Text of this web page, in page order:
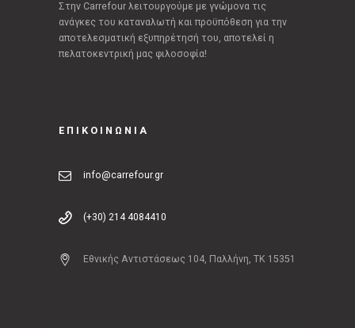
Στην Carrefour λειτουργούμε με γνώμονα τις
ανάγκες του καταναλωτή και προϋπόθεση για την
αποτελεσματική εξυπηρέτησή του, αποτελεί η
πελατοκεντρική μας φιλοσοφία!
ΕΠΙΚΟΙΝΩΝΙΑ
info@carrefour.gr
(+30) 214 4084410
Εθνικής Αντιστάσεως 104, Παλλήνη, ΤΚ 15351